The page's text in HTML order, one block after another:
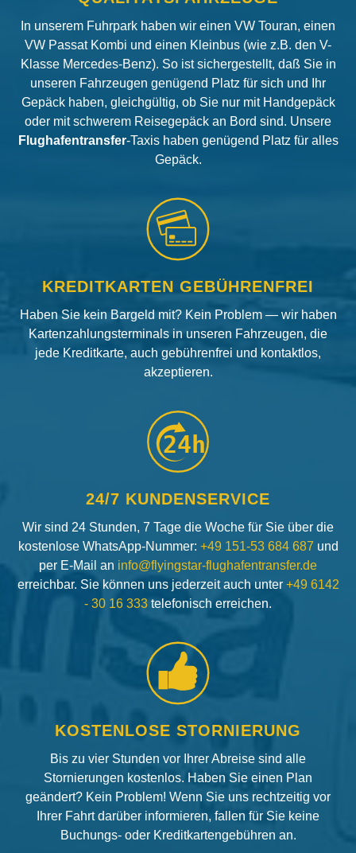
In unserem Fuhrpark haben wir einen VW Touran, einen
VW Passat Kombi und einen Kleinbus (wie z.B. den V-
Klasse Mercedes-Benz). So ist sichergestellt, daß Sie in
unseren Fahrzeugen genügend Platz für sich und Ihr
Gepäck haben, gleichgültig, ob Sie nur mit Handgepäck
oder mit schwerem Reisegepäck an Bord sind. Unsere
Flughafentransfer-Taxis haben genügend Platz für alles
Gepäck.
KREDITKARTEN GEBÜHRENFREI
Haben Sie kein Bargeld mit? Kein Problem — wir haben
Kartenzahlungsterminals in unseren Fahrzeugen, die
jede Kreditkarte, auch gebührenfrei und kontaktlos,
akzeptieren.
24h
24/7 KUNDENSERVICE
Wir sind 24 Stunden, 7 Tage die Woche für Sie über die
kostenlose WhatsApp-Nummer: +49 151-53 684 687 und
per E-Mail an info@flyingstar-flughafentransfer.de
erreichbar. Sie können uns jederzeit auch unter +49 6142
- 30 16 333 telefonisch erreichen.
KOSTENLOSE STORNIERUNG
Bis zu vier Stunden vor Ihrer Abreise sind alle
Stornierungen kostenlos. Haben Sie einen Plan
geändert? Kein Problem! Wenn Sie uns rechtzeitig vor
Ihrer Fahrt darüber informieren, fallen für Sie keine
Buchungs- oder Kreditkartengebühren an.